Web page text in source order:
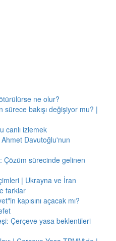
ne olur?
sürece bakışı değişiyor mu? |
canlı izlemek
Davutoğlu'nun
Çözüm sürecinde gelinen
| Ukrayna ve İran
farklar
kapısını açacak mı?
Çerçeve yasa beklentileri